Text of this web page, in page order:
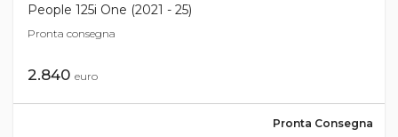
People 125i One (2021 - 25)
Pronta consegna
2.840 euro
Pronta Consegna